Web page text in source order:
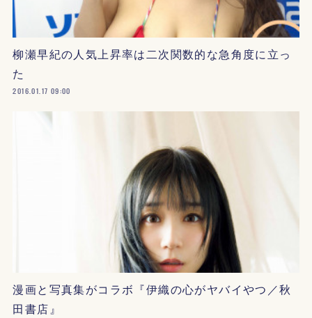
柳瀬早紀の人気上昇率は二次関数的な急角度に立っ
た
2016.01.17 09:00
漫画と写真集がコラボ『伊織の心がヤバイやつ／秋
田書店』